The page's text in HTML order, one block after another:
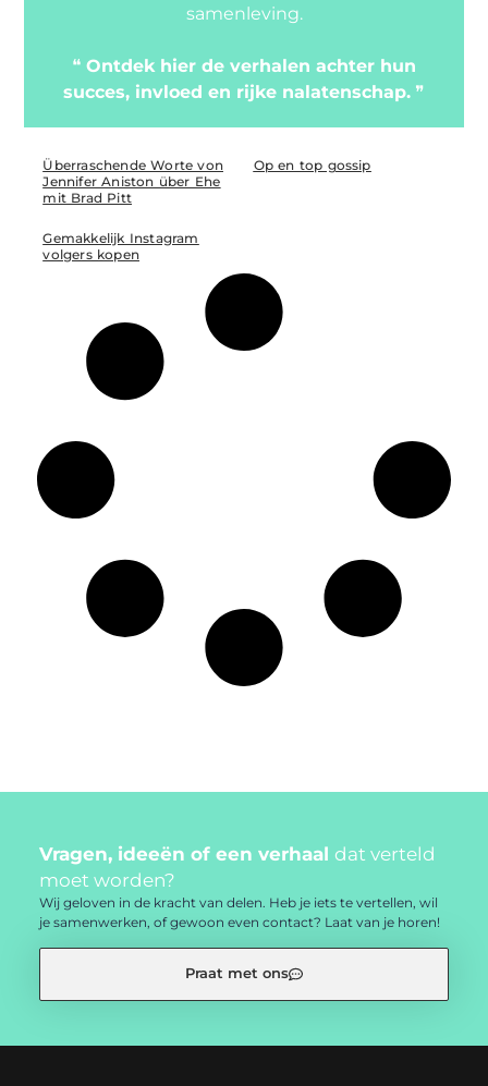
samenleving.
❝ Ontdek hier de verhalen achter hun
succes, invloed en rijke nalatenschap. ❞
Überraschende Worte von
Jennifer Aniston über Ehe
mit Brad Pitt
Op en top gossip
Gemakkelijk Instagram
volgers kopen
Vragen, ideeën of een verhaal dat verteld
moet worden?
Wij geloven in de kracht van delen. Heb je iets te vertellen, wil
je samenwerken, of gewoon even contact? Laat van je horen!
Praat met ons